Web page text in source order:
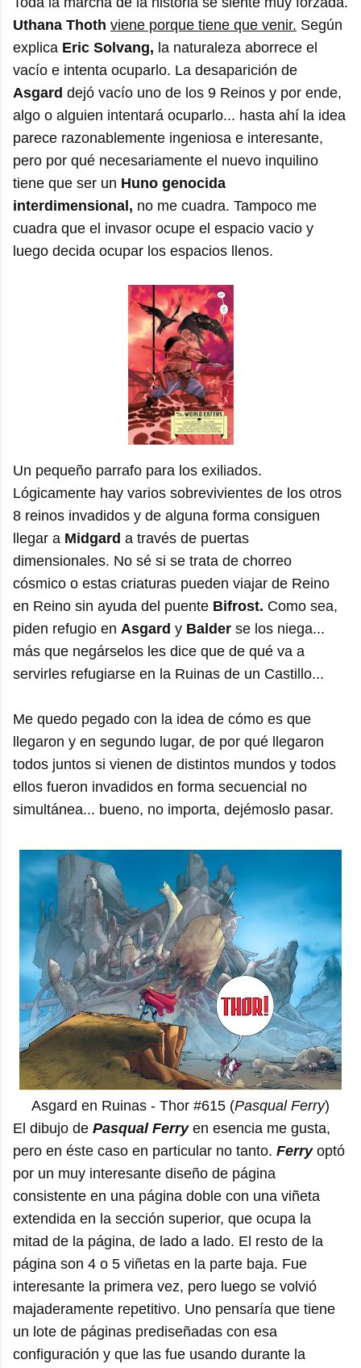
Uthana Thoth viene porque tiene que venir. Según
explica Eric Solvang, la naturaleza aborrece el
vacío e intenta ocuparlo. La desaparición de
Asgard dejó vacío uno de los 9 Reinos y por ende,
algo o alguien intentará ocuparlo... hasta ahí la idea
parece razonablemente ingeniosa e interesante,
pero por qué necesariamente el nuevo inquilino
tiene que ser un Huno genocida
interdimensional, no me cuadra. Tampoco me
cuadra que el invasor ocupe el espacio vacio y
luego decida ocupar los espacios llenos.
Un pequeño parrafo para los exiliados.
Lógicamente hay varios sobrevivientes de los otros
8 reinos invadidos y de alguna forma consiguen
llegar a Midgard a través de puertas
dimensionales. No sé si se trata de chorreo
cósmico o estas criaturas pueden viajar de Reino
en Reino sin ayuda del puente Bifrost. Como sea,
piden refugio en Asgard y Balder se los niega...
más que negárselos les dice que de qué va a
servirles refugiarse en la Ruinas de un Castillo...
Me quedo pegado con la idea de cómo es que
llegaron y en segundo lugar, de por qué llegaron
todos juntos si vienen de distintos mundos y todos
ellos fueron invadidos en forma secuencial no
simultánea... bueno, no importa, dejémoslo pasar.
Asgard en Ruinas - Thor #615 (Pasqual Ferry)
El dibujo de Pasqual Ferryen esencia me gusta,
pero en éste caso en particular no tanto. Ferryoptó
por un muy interesante diseño de página
consistente en una página doble con una viñeta
extendida en la sección superior, que ocupa la
mitad de la página, de lado a lado. El resto de la
página son 4 o 5 viñetas en la parte baja. Fue
interesante la primera vez, pero luego se volvió
majaderamente repetitivo. Uno pensaría que tiene
un lote de páginas prediseñadas con esa
configuración y que las fue usando durante la